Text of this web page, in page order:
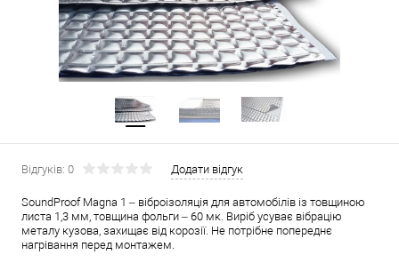
Відгуків: 0 Додати відгук
SoundProof Magna 1 – віброізоляція для автомобілів із товщиною
листа 1,3 мм, товщина фольги – 60 мк. Виріб усуває вібрацію
металу кузова, захищає від корозії. Не потрібне попереднє
нагрівання перед монтажем.